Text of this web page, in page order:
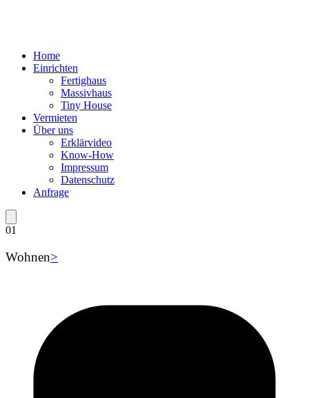
Home
Einrichten
Fertighaus
Massivhaus
Tiny House
Vermieten
Über uns
Erklärvideo
Know-How
Impressum
Datenschutz
Anfrage
01
Wohnen>